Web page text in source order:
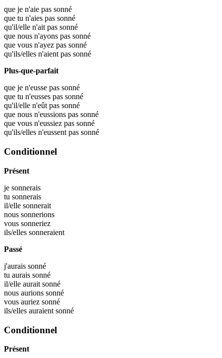
que je n'aie pas sonné
que tu n'aies pas sonné
qu'il/elle n'ait pas sonné
que nous n'ayons pas sonné
que vous n'ayez pas sonné
qu'ils/elles n'aient pas sonné
Plus-que-parfait
que je n'eusse pas sonné
que tu n'eusses pas sonné
qu'il/elle n'eût pas sonné
que nous n'eussions pas sonné
que vous n'eussiez pas sonné
qu'ils/elles n'eussent pas sonné
Conditionnel
Présent
je sonnerais
tu sonnerais
il/elle sonnerait
nous sonnerions
vous sonneriez
ils/elles sonneraient
Passé
j'aurais sonné
tu aurais sonné
il/elle aurait sonné
nous aurions sonné
vous auriez sonné
ils/elles auraient sonné
Conditionnel
Présent